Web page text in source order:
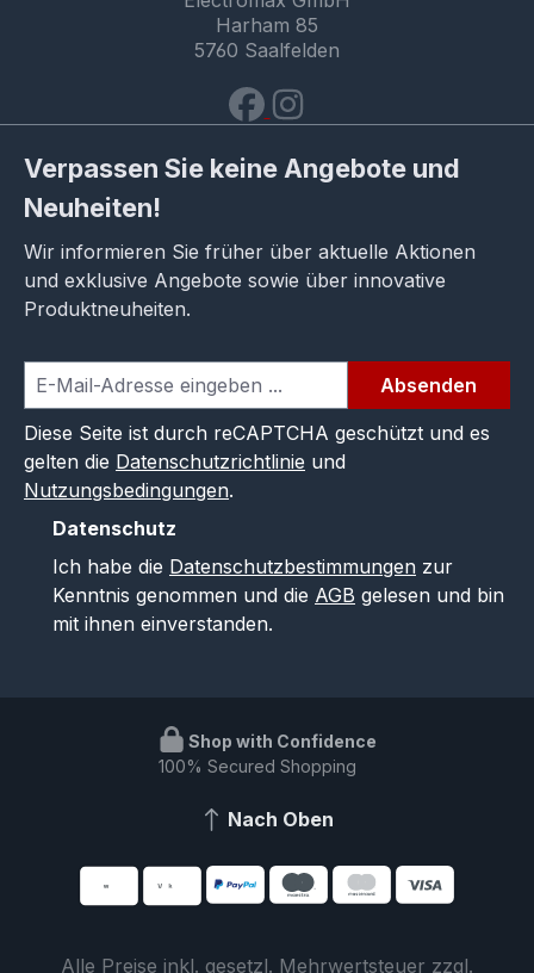
Harham 85
5760 Saalfelden
Verpassen Sie keine Angebote und
Neuheiten!
Wir informieren Sie früher über aktuelle Aktionen
und exklusive Angebote sowie über innovative
Produktneuheiten.
Absenden
Diese Seite ist durch reCAPTCHA geschützt und es
gelten die Datenschutzrichtlinie und
Nutzungsbedingungen.
Datenschutz
Ich habe die Datenschutzbestimmungen zur
Kenntnis genommen und die AGB gelesen und bin
mit ihnen einverstanden.
Shop with Confidence
100% Secured Shopping
Nach Oben
Alle Preise inkl. gesetzl. Mehrwertsteuer zzgl.